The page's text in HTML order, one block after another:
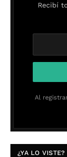
Recibí
Al
¿YA LO VISTE?